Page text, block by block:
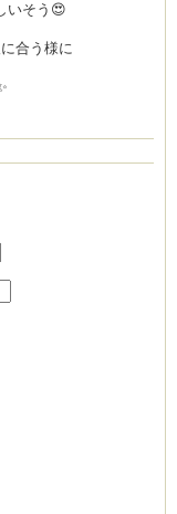
いそう😍
合う様に